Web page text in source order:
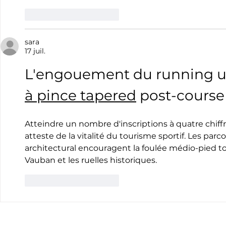
sara
17 juil.
L'engouement du running
à pince tapered post-course
Atteindre un nombre d'inscriptions à quatre
atteste de la vitalité du tourisme sportif. Les
architectural encouragent la foulée médio-pied
Vauban et les ruelles historiques.